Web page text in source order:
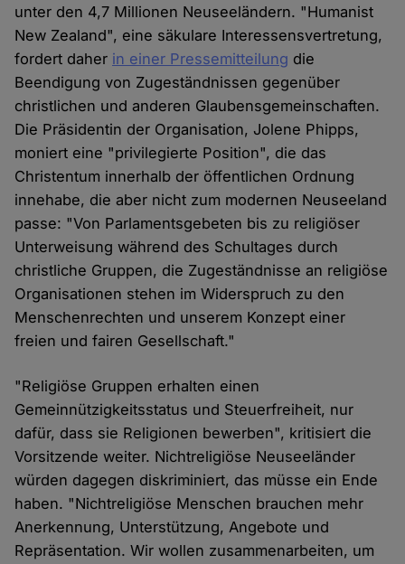
unter den 4,7 Millionen Neuseeländern. "Humanist
New Zealand", eine säkulare Interessensvertretung,
fordert daher in einer Pressemitteilung die
Beendigung von Zugeständnissen gegenüber
christlichen und anderen Glaubensgemeinschaften.
Die Präsidentin der Organisation, Jolene Phipps,
moniert eine "privilegierte Position", die das
Christentum innerhalb der öffentlichen Ordnung
innehabe, die aber nicht zum modernen Neuseeland
passe: "Von Parlamentsgebeten bis zu religiöser
Unterweisung während des Schultages durch
christliche Gruppen, die Zugeständnisse an religiöse
Organisationen stehen im Widerspruch zu den
Menschenrechten und unserem Konzept einer
freien und fairen Gesellschaft."
"Religiöse Gruppen erhalten einen
Gemeinnützigkeitsstatus und Steuerfreiheit, nur
dafür, dass sie Religionen bewerben", kritisiert die
Vorsitzende weiter. Nichtreligiöse Neuseeländer
würden dagegen diskriminiert, das müsse ein Ende
haben. "Nichtreligiöse Menschen brauchen mehr
Anerkennung, Unterstützung, Angebote und
Repräsentation. Wir wollen zusammenarbeiten, um